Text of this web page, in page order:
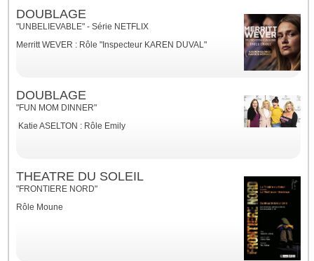
DOUBLAGE
"UNBELIEVABLE" - Série NETFLIX
Merritt WEVER : Rôle "Inspecteur KAREN DUVAL"
DOUBLAGE
"FUN MOM DINNER"
Katie ASELTON : Rôle Emily
THEATRE DU SOLEIL
"FRONTIERE NORD"
Rôle Moune